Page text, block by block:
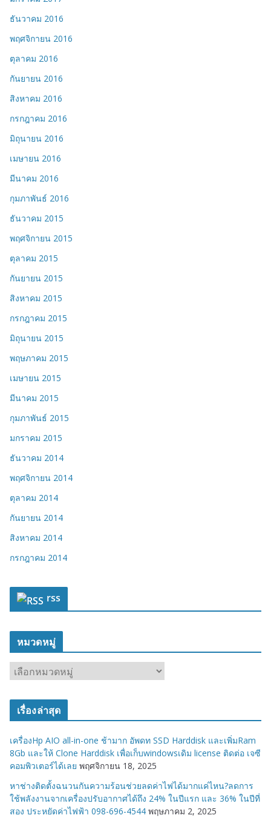
ธันวาคม 2016
พฤศจิกายน 2016
ตุลาคม 2016
กันยายน 2016
สิงหาคม 2016
กรกฎาคม 2016
มิถุนายน 2016
เมษายน 2016
มีนาคม 2016
กุมภาพันธ์ 2016
ธันวาคม 2015
พฤศจิกายน 2015
ตุลาคม 2015
กันยายน 2015
สิงหาคม 2015
กรกฎาคม 2015
มิถุนายน 2015
พฤษภาคม 2015
เมษายน 2015
มีนาคม 2015
กุมภาพันธ์ 2015
มกราคม 2015
ธันวาคม 2014
พฤศจิกายน 2014
ตุลาคม 2014
กันยายน 2014
สิงหาคม 2014
กรกฎาคม 2014
rss
หมวดหมู่
ว
มู่
เรื่องล่าสุด
เครื่องHp AIO all-in-one ช้ามาก อัพดท SSD Harddisk และเพิ่มRam
8Gb และให้ Clone Harddisk เพื่อเก็บwindowsเดิม license ติดต่อ เจซี
คอมพิวเตอร์ได้เลย พฤศจิกายน 18, 2025
หาช่างติดตั้งฉนวนกันความร้อนช่วยลดค่าไฟได้มากแค่ไหน?ลดการ
ใช้พลังงานจากเครื่องปรับอากาศได้ถึง 24% ในปีแรก และ 36% ในปีที่
สอง ประหยัดค่าไฟฟ้า 098-696-4544 พฤษภาคม 2, 2025